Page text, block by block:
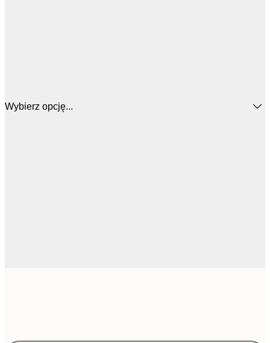
Wybierz opcję...